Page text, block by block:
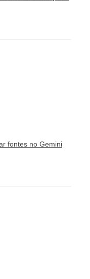
fontes no Gemini